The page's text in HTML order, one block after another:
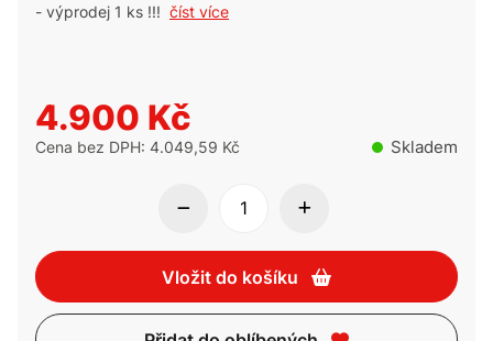
- výprodej 1 ks !!! číst více
4.900 Kč
Cena bez DPH: 4.049,59 Kč Skladem
Vložit do košíku